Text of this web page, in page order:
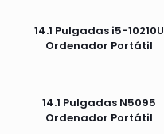
14.1 Pulgadas i5-10210U
Ordenador Portátil
14.1 Pulgadas N5095
Ordenador Portátil